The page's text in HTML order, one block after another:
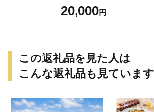
20,000円
この返礼品を見た人は
こんな返礼品も見ています